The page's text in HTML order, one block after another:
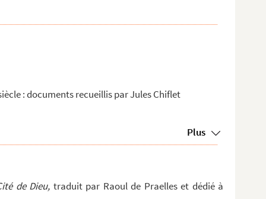
: documents recueillis par Jules Chiflet
Plus
de Dieu, traduit par Raoul de Praelles et dédié à